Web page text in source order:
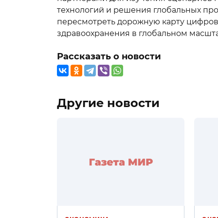
технологий и решения глобальных
пересмотреть дорожную карту
здравоохранения в глобальном
Рассказать о новости
Другие новости